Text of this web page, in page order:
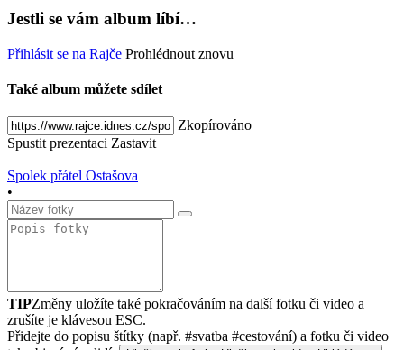
Jestli se vám album líbí…
Přihlásit se na Rajče Prohlédnout znovu
Také album můžete sdílet
Zkopírováno
Spustit prezentaci Zastavit
Spolek přátel Ostašova
•
TIPZměny uložíte také pokračováním na další fotku či video a
zrušíte je klávesou ESC.
Přidejte do popisu štítky (např. #svatba #cestování) a fotku či video